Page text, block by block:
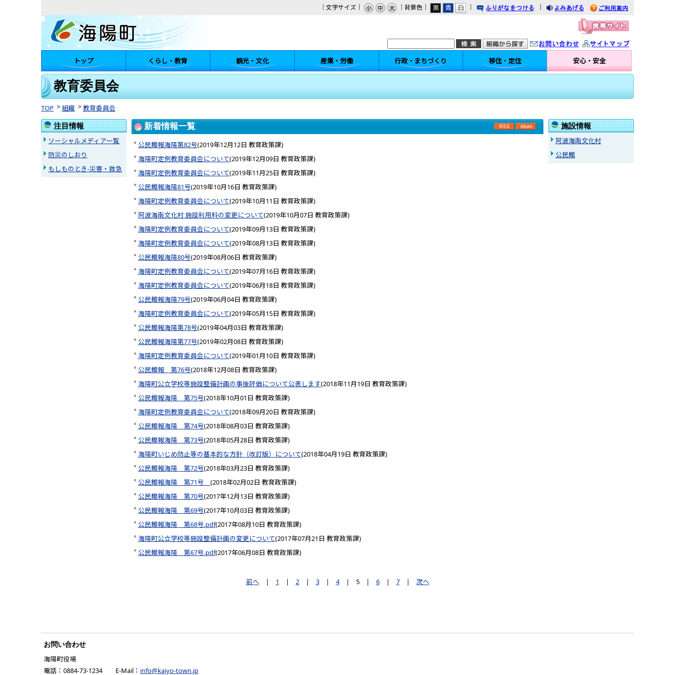
｜文字サイズ｜ ｜背景色｜
みあげる
利用案内
問い合わせ イトマップ
トップ くらし・教育 観光・文化 産業・労働 行政・まちづくり 移住・定住 安心・安全
教育委員会
TOP 組織 教育委員会
RSS Atom
新着情報一覧
公民館報海陽第82号(2019年12月12日 教育政策課)
海陽町定例教育委員会について(2019年12月09日 教育政策課)
海陽町定例教育委員会について(2019年11月25日 教育政策課)
公民館報海陽81号(2019年10月16日 教育政策課)
海陽町定例教育委員会について(2019年10月11日 教育政策課)
阿波海南文化村 施設利用料の変更について(2019年10月07日 教育政策課)
海陽町定例教育委員会について(2019年09月13日 教育政策課)
海陽町定例教育委員会について(2019年08月13日 教育政策課)
公民館報海陽80号(2019年08月06日 教育政策課)
海陽町定例教育委員会について(2019年07月16日 教育政策課)
海陽町定例教育委員会について(2019年06月18日 教育政策課)
公民館報海陽79号(2019年06月04日 教育政策課)
海陽町定例教育委員会について(2019年05月15日 教育政策課)
公民館報海陽第78号(2019年04月03日 教育政策課)
公民館報海陽第77号(2019年02月08日 教育政策課)
海陽町定例教育委員会について(2019年01月10日 教育政策課)
公民館報 第76号(2018年12月08日 教育政策課)
海陽町公立学校等施設整備計画の事後評価について公表します(2018年11月19日 教育政策課)
公民館報海陽 第75号(2018年10月01日 教育政策課)
海陽町定例教育委員会について(2018年09月20日 教育政策課)
公民館報海陽 第74号(2018年08月03日 教育政策課)
公民館報海陽 第73号(2018年05月28日 教育政策課)
海陽町いじめ防止等の基本的な方針（改訂版）について(2018年04月19日 教育政策課)
公民館報海陽 第72号(2018年03月23日 教育政策課)
公民館報海陽 第71号 (2018年02月02日 教育政策課)
公民館報海陽 第70号(2017年12月13日 教育政策課)
公民館報海陽 第69号(2017年10月03日 教育政策課)
公民館報海陽 第68号.pdf(2017年08月10日 教育政策課)
海陽町公立学校等施設整備計画の変更について(2017年07月21日 教育政策課)
公民館報海陽 第67号.pdf(2017年06月08日 教育政策課)
前へ | 1 | 2 | 3 | 4 | 5 | 6 | 7 | 次へ
注目情報
ソーシャルメディア一覧
防災のしおり
もしものとき-災害・救急
施設情報
阿波海南文化村
公民館
お問い合わせ
海陽町役場
電話：0884-73-1234 E-Mail： info@kaiyo-town.jp